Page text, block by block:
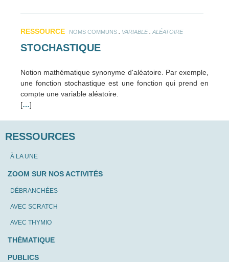
RESSOURCE NOMS COMMUNS VARIABLE. ALÉATOIRE
STOCHASTIQUE
Notion mathématique synonyme d'aléatoire. Par exemple,
une fonction stochastique est une fonction qui prend en
compte une variable aléatoire.
[…]
RESSOURCES
À LA UNE
ZOOM SUR NOS ACTIVITÉS
DÉBRANCHÉES
AVEC SCRATCH
AVEC THYMIO
THÉMATIQUE
PUBLICS